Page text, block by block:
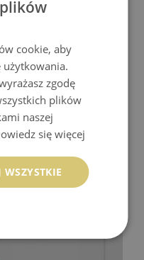
KUP
cookie, aby
użytkowania.
zgodę
plików
naszej
się więcej
WSZYSTKIE